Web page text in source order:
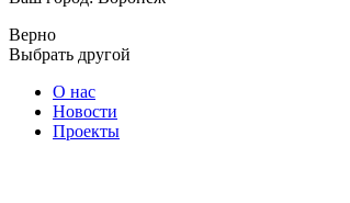
Верно
Выбрать другой
О нас
Новости
Проекты